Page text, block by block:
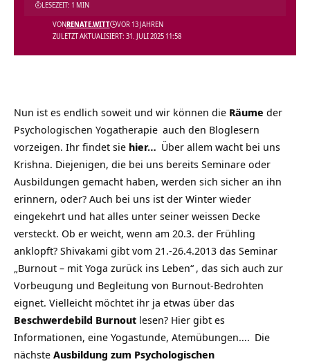
ZULETZT AKTUALISIERT: 31. JULI 2025 11:58
VONRENATE.WITT VOR 13 JAHREN
LESEZEIT: 1 MIN
Nun ist es endlich soweit und wir können die Räume der
Psychologischen Yogatherapie auch den Bloglesern
vorzeigen. Ihr findet sie hier… Über allem wacht bei uns
Krishna. Diejenigen, die bei uns bereits Seminare oder
Ausbildungen gemacht haben, werden sich sicher an ihn
erinnern, oder? Auch bei uns ist der Winter wieder
eingekehrt und hat alles unter seiner weissen Decke
versteckt. Ob er weicht, wenn am 20.3. der Frühling
anklopft? Shivakami gibt vom 21.-26.4.2013 das Seminar
„Burnout – mit Yoga zurück ins Leben“ , das sich auch zur
Vorbeugung und Begleitung von Burnout-Bedrohten
eignet. Vielleicht möchtet ihr ja etwas über das
Beschwerdebild Burnout lesen? Hier gibt es
Informationen, eine Yogastunde, Atemübungen…. Die
nächste Ausbildung zum Psychologischen